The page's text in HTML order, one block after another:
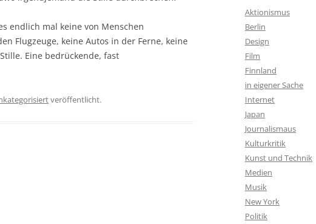
endlich mal keine von Menschen
Flugzeuge, keine Autos in der Ferne, keine
Eine bedrückende, fast
veröffentlicht.
Aktionismus
Berlin
Design
Film
Finnland
in eigener Sache
Internet
Japan
Journalismaus
Kulturkritik
Kunst und Technik
Medien
Musik
New York
Politik